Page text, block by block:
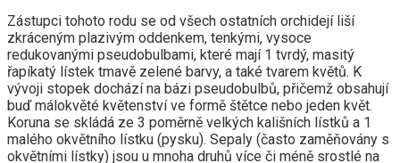
Zástupci tohoto rodu se od všech ostatních orchidejí liší
zkráceným plazivým oddenkem, tenkými, vysoce
redukovanými pseudobulbami, které mají 1 tvrdý, masitý
řapíkatý lístek tmavě zelené barvy, a také tvarem květů. K
vývoji stopek dochází na bázi pseudobulbů, přičemž obsahují
buď málokvěté květenství ve formě štětce nebo jeden květ.
Koruna se skládá ze 3 poměrně velkých kališních lístků a 1
malého okvětního lístku (pysku). Sepaly (často zaměňovány s
okvětními lístky) jsou u mnoha druhů více či méně srostlé na